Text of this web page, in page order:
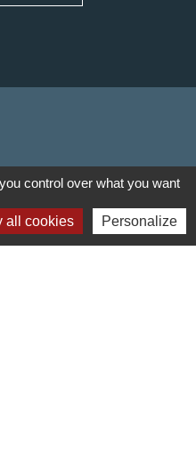
du
control over what you want
all cookies Personalize